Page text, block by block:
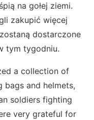
na gołej ziemi.
zakupić więcej
dostarczone
tym tygodniu.
a collection of
bags and helmets,
soldiers fighting
very grateful for